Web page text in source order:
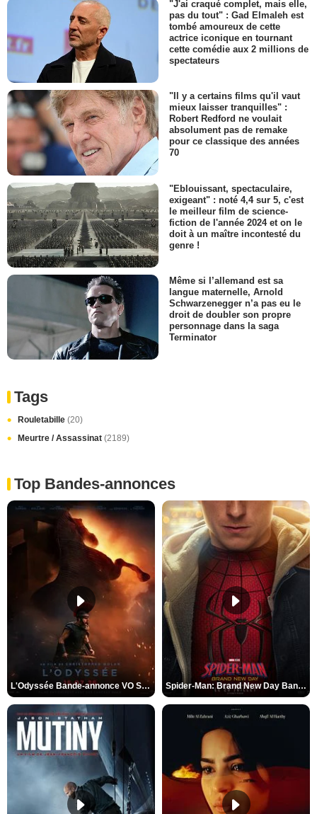
"J'ai craqué complet, mais elle,
pas du tout" : Gad Elmaleh est
tombé amoureux de cette
actrice iconique en tournant
cette comédie aux 2 millions de
spectateurs
"Il y a certains films qu'il vaut
mieux laisser tranquilles" :
Robert Redford ne voulait
absolument pas de remake
pour ce classique des années
70
"Eblouissant, spectaculaire,
exigeant" : noté 4,4 sur 5, c'est
le meilleur film de science-
fiction de l'année 2024 et on le
doit à un maître incontesté du
genre !
Même si l’allemand est sa
langue maternelle, Arnold
Schwarzenegger n’a pas eu le
droit de doubler son propre
personnage dans la saga
Terminator
Tags
Rouletabille (20)
Meurtre / Assassinat (2189)
Top Bandes-annonces
L'Odyssée Bande-annonce VO STFR Spider-Man: Brand New Day Bande-annonce VO STFR